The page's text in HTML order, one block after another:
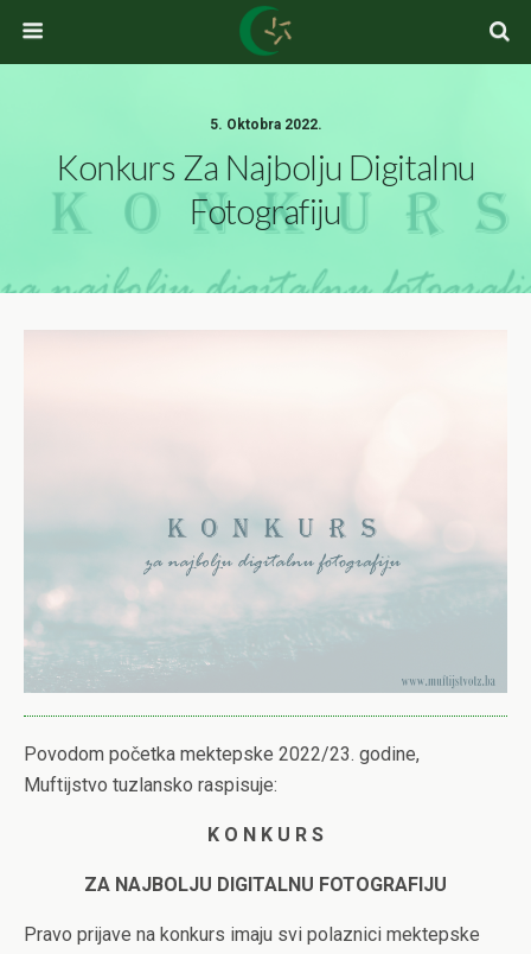
5. Oktobra 2022.
Konkurs Za Najbolju Digitalnu
Fotografiju
Povodom početka mektepske 2022/23. godine,
Muftijstvo tuzlansko raspisuje:
K O N K U R S
ZA NAJBOLJU DIGITALNU FOTOGRAFIJU
Pravo prijave na konkurs imaju svi polaznici mektepske